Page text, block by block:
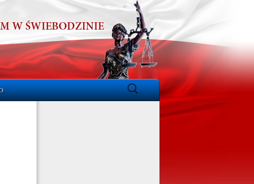
Szukaj: